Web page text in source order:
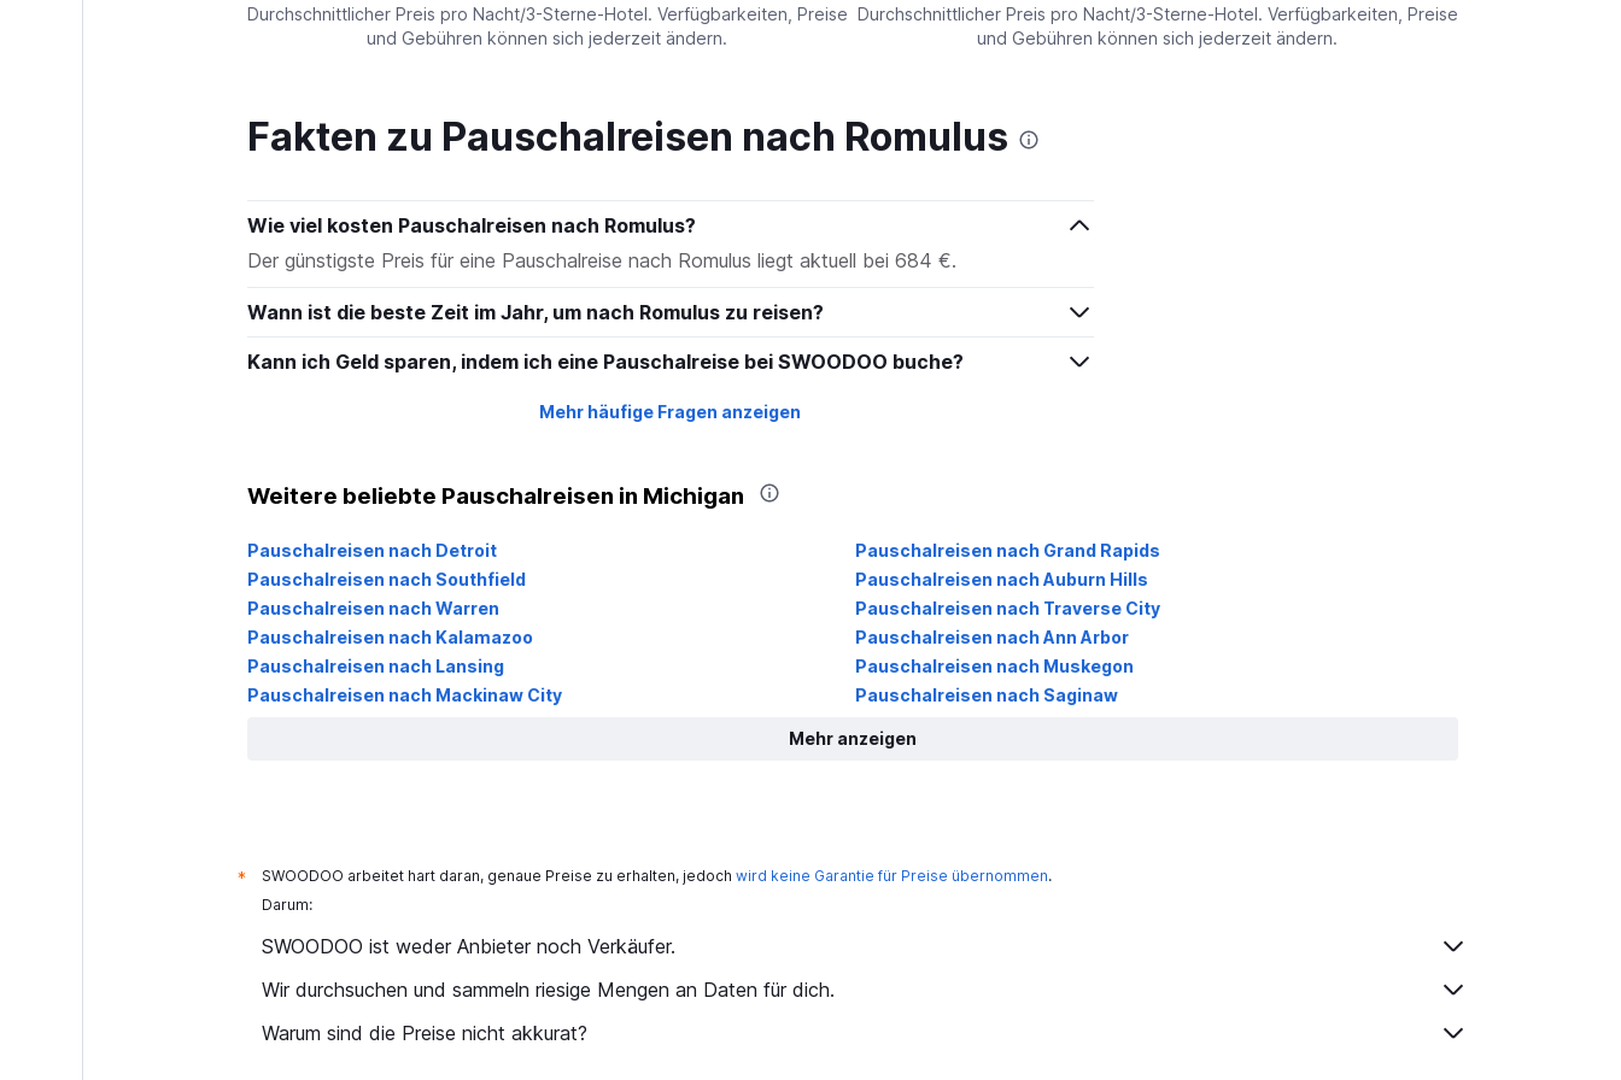
values.
Durchschnittlicher Preis pro Nacht/3-Sterne-Hotel. Verfügbarkeiten, Preise
und Gebühren können sich jederzeit ändern.
values.
Durchschnittlicher Preis pro Nacht/3-Sterne-Hotel. Verfügbarkeiten, Preise
und Gebühren können sich jederzeit ändern.
Fakten zu Pauschalreisen nach Romulus
Wie viel kosten Pauschalreisen nach Romulus?
Der günstigste Preis für eine Pauschalreise nach Romulus liegt aktuell bei 684 €.
Wann ist die beste Zeit im Jahr, um nach Romulus zu reisen?
Kann ich Geld sparen, indem ich eine Pauschalreise bei SWOODOO buche?
Mehr häufige Fragen anzeigen
Weitere beliebte Pauschalreisen in Michigan
Pauschalreisen nach Detroit
Pauschalreisen nach Grand Rapids
Pauschalreisen nach Southfield
Pauschalreisen nach Auburn Hills
Pauschalreisen nach Warren
Pauschalreisen nach Traverse City
Pauschalreisen nach Kalamazoo
Pauschalreisen nach Ann Arbor
Pauschalreisen nach Lansing
Pauschalreisen nach Muskegon
Pauschalreisen nach Mackinaw City
Pauschalreisen nach Saginaw
Mehr anzeigen
* SWOODOO arbeitet hart daran, genaue Preise zu erhalten, jedoch wird keine Garantie für Preise übernommen.
Darum:
SWOODOO ist weder Anbieter noch Verkäufer.
Wir durchsuchen und sammeln riesige Mengen an Daten für dich.
Warum sind die Preise nicht akkurat?